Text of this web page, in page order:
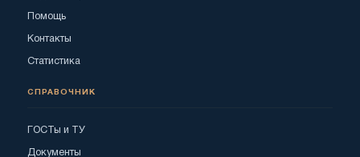
Помощь
Контакты
Статистика
СПРАВОЧНИК
ГОСТы и ТУ
Документы